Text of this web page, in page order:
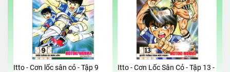
Itto - Cơn lốc sân cỏ - Tập 9
Itto - Cơn Lốc Sân Cỏ - Tập 13 -